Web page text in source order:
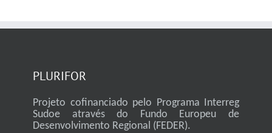
PLURIFOR
Projeto cofinanciado pelo Programa Interreg
Sudoe através do Fundo Europeu de
Desenvolvimento Regional (FEDER).